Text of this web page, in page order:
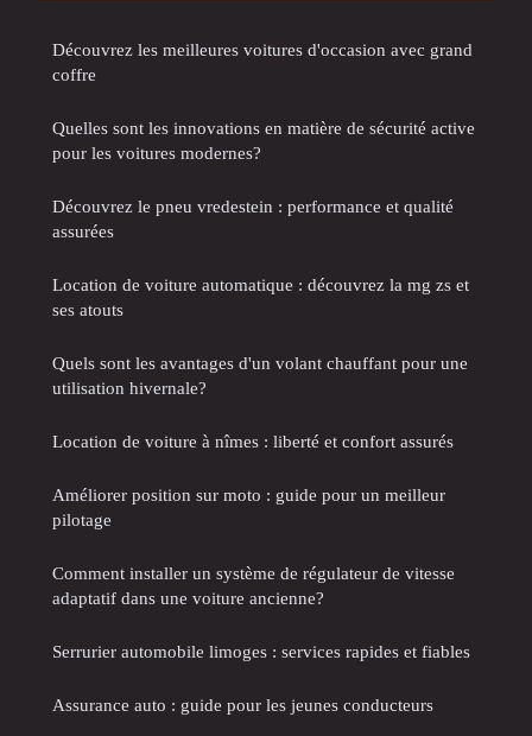
Découvrez les meilleures voitures d'occasion avec grand
coffre
Quelles sont les innovations en matière de sécurité active
pour les voitures modernes?
Découvrez le pneu vredestein : performance et qualité
assurées
Location de voiture automatique : découvrez la mg zs et
ses atouts
Quels sont les avantages d'un volant chauffant pour une
utilisation hivernale?
Location de voiture à nîmes : liberté et confort assurés
Améliorer position sur moto : guide pour un meilleur
pilotage
Comment installer un système de régulateur de vitesse
adaptatif dans une voiture ancienne?
Serrurier automobile limoges : services rapides et fiables
Assurance auto : guide pour les jeunes conducteurs